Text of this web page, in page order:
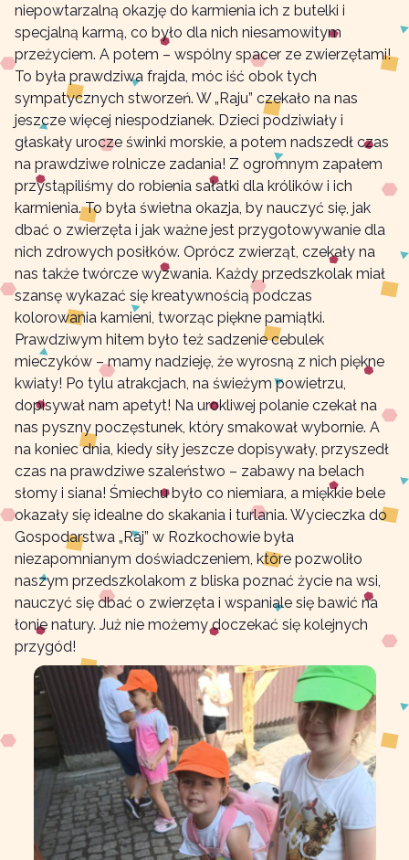
niepowtarzalną okazję do karmienia ich z butelki i
specjalną karmą, co było dla nich niesamowitym
przeżyciem. A potem – wspólny spacer ze zwierzętami!
To była prawdziwa frajda, móc iść obok tych
sympatycznych stworzeń. W „Raju” czekało na nas
jeszcze więcej niespodzianek. Dzieci podziwiały i
głaskały urocze świnki morskie, a potem nadszedł czas
na prawdziwe rolnicze zadania! Z ogromnym zapałem
przystąpiliśmy do robienia sałatki dla królików i ich
karmienia. To była świetna okazja, by nauczyć się, jak
dbać o zwierzęta i jak ważne jest przygotowywanie dla
nich zdrowych posiłków. Oprócz zwierząt, czekały na
nas także twórcze wyzwania. Każdy przedszkolak miał
szansę wykazać się kreatywnością podczas
kolorowania kamieni, tworząc piękne pamiątki.
Prawdziwym hitem było też sadzenie cebulek
mieczyków – mamy nadzieję, że wyrosną z nich piękne
kwiaty! Po tylu atrakcjach, na świeżym powietrzu,
dopisywał nam apetyt! Na urokliwej polanie czekał na
nas pyszny poczęstunek, który smakował wybornie. A
na koniec dnia, kiedy siły jeszcze dopisywały, przyszedł
czas na prawdziwe szaleństwo – zabawy na belach
słomy i siana! Śmiechu było co niemiara, a miękkie bele
okazały się idealne do skakania i turlania. Wycieczka do
Gospodarstwa „Raj” w Rozkochowie była
niezapomnianym doświadczeniem, które pozwoliło
naszym przedszkolakom z bliska poznać życie na wsi,
nauczyć się dbać o zwierzęta i wspaniale się bawić na
łonie natury. Już nie możemy doczekać się kolejnych
przygód!